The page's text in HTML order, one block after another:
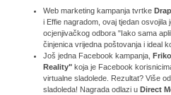
Web marketing kampanja tvrtke
i Effie nagradom, ovaj tjedan
ocjenjivačkog odbora "Iako sama
činjenica vrijedna poštovanja i ideal
Još jedna Facebook kampanja,
Reality" koja je Facebook
virtualne sladolede. Rezultat? Više
sladoleda! Nagrada odlazi u Direct